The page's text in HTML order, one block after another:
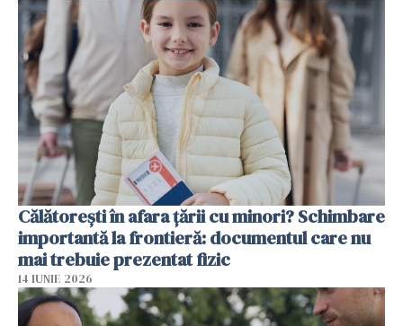
Călătorești în afara țării cu minori? Schimbare
importantă la frontieră: documentul care nu
mai trebuie prezentat fizic
14 IUNIE 2026